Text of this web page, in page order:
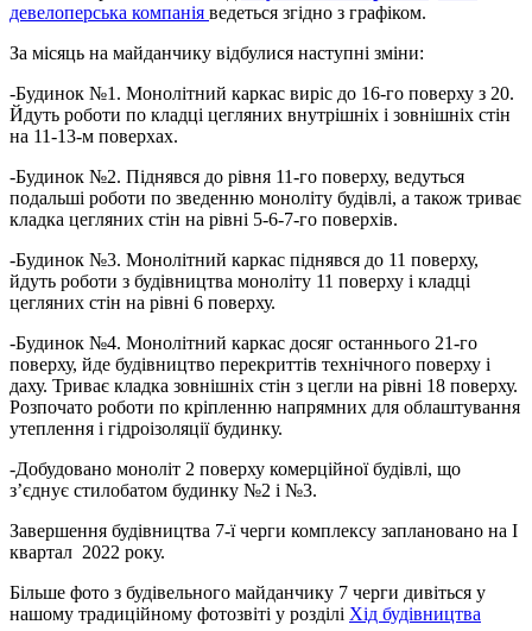
девелоперська компанія ведеться згідно з графіком.
За місяць на майданчику відбулися наступні зміни:
-Будинок №1. Монолітний каркас виріс до 16-го поверху з 20.
Йдуть роботи по кладці цегляних внутрішніх і зовнішніх стін
на 11-13-м поверхах.
-Будинок №2. Піднявся до рівня 11-го поверху, ведуться
подальші роботи по зведенню моноліту будівлі, а також триває
кладка цегляних стін на рівні 5-6-7-го поверхів.
-Будинок №3. Монолітний каркас піднявся до 11 поверху,
йдуть роботи з будівництва моноліту 11 поверху і кладці
цегляних стін на рівні 6 поверху.
-Будинок №4. Монолітний каркас досяг останнього 21-го
поверху, йде будівництво перекриттів технічного поверху і
даху. Триває кладка зовнішніх стін з цегли на рівні 18 поверху.
Розпочато роботи по кріпленню напрямних для облаштування
утеплення і гідроізоляції будинку.
-Добудовано моноліт 2 поверху комерційної будівлі, що
з’єднує стилобатом будинку №2 і №3.
Завершення будівництва 7-ї черги комплексу заплановано на I
квартал 2022 року.
Більше фото з будівельного майданчику 7 черги дивіться у
нашому традиційному фотозвіті у розділі Хід будівництва